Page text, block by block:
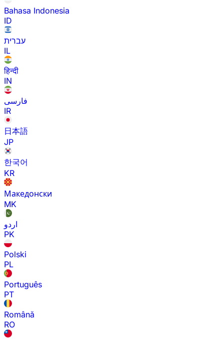
Bahasa Indonesia
ID
עברית
IL
हिन्दी
IN
فارسی
IR
日本語
JP
한국어
KR
Македонски
MK
اردو
PK
Polski
PL
Português
PT
Română
RO